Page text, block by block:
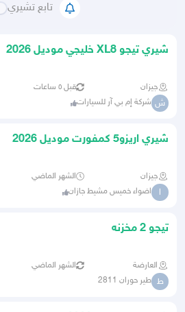
تابع تشيري
شيري تيجو XL8 خليجي موديل 2026
جيزان قبل ٥ ساعات
ش شركة إم بي آر للسيارات
شيري اريزو5 كمفورت موديل 2026
جيزان الشهر الماضي
ا اضواء خميس مشيط جازان
تيجو 2 مخزنه
العارضة الشهر الماضي
ط طير حوران 2811